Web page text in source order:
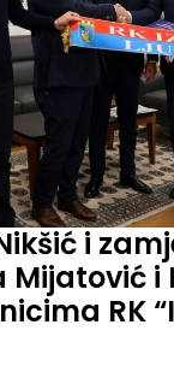
i
Mijatović i
RK